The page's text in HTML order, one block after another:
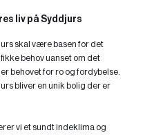
liv på Syddjurs
skal være basen for det
behov uanset om det
behovet for ro og fordybelse.
bliver en unik bolig der er
vi et sundt indeklima og